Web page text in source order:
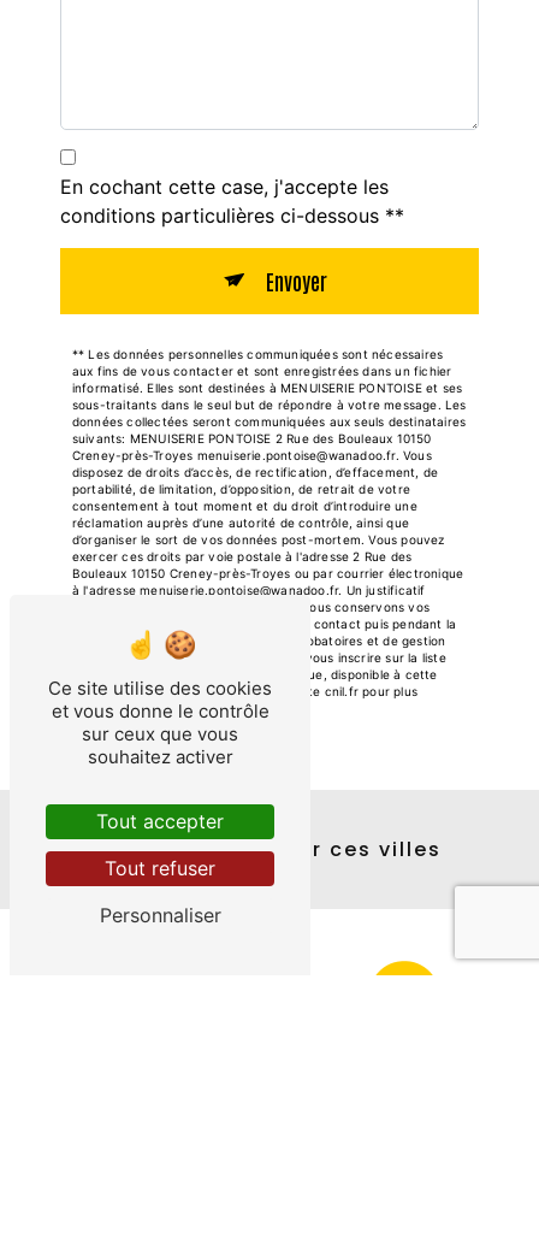
En cochant cette case, j'accepte les
conditions particulières ci-dessous **
Envoyer
** Les données personnelles communiquées sont nécessaires
aux fins de vous contacter et sont enregistrées dans un fichier
informatisé. Elles sont destinées à MENUISERIE PONTOISE et ses
sous-traitants dans le seul but de répondre à votre message. Les
données collectées seront communiquées aux seuls destinataires
suivants: MENUISERIE PONTOISE 2 Rue des Bouleaux 10150
Creney-près-Troyes menuiserie.pontoise@wanadoo.fr. Vous
disposez de droits d’accès, de rectification, d’effacement, de
portabilité, de limitation, d’opposition, de retrait de votre
consentement à tout moment et du droit d’introduire une
réclamation auprès d’une autorité de contrôle, ainsi que
d’organiser le sort de vos données post-mortem. Vous pouvez
exercer ces droits par voie postale à l'adresse 2 Rue des
Bouleaux 10150 Creney-près-Troyes ou par courrier électronique
à l'adresse menuiserie.pontoise@wanadoo.fr. Un justificatif
d'identité pourra vous être demandé. Nous conservons vos
données pendant la période de prise de contact puis pendant la
durée de prescription légale aux fins probatoires et de gestion
des contentieux. Vous avez le droit de vous inscrire sur la liste
d'opposition au démarchage téléphonique, disponible à cette
adresse:Bloctel.gouv.fr. Consultez le site cnil.fr pour plus
d’informations sur vos droits.
Nos interventions sur ces villes
Ce site utilise des cookies
et vous donne le contrôle
sur ceux que vous
souhaitez activer
Tout accepter
Tout refuser
Personnaliser